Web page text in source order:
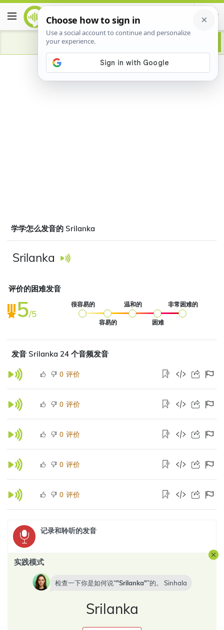
Advertisement
学学怎么发音的 Srilanka
Srilanka
评价的困难发音
5/5
很容易的
容易的
温和的
困难
非常困难的
发音 Srilanka 24 个音频发音
0 评价
0 评价
0 评价
0 评价
0 评价
记录和聆听的发音
实践模式
检查一下你是如何说“ Srilanka ”的。 Sinhala
Srilanka